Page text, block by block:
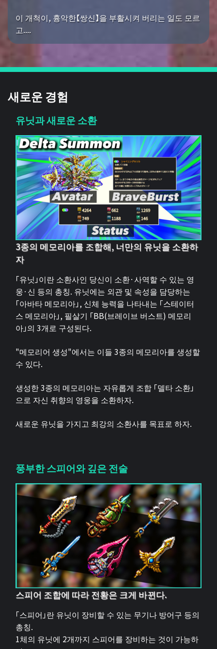
이 개척이, 흉악한【쌍신】을 부활시켜 버리는 일도 모르
고....
새로운 경험
유닛과 새로운 소환
3종의 메모리아를 조합해, 너만의 유닛을 소환하
자
「유닛」이란 소환사인 당신이 소환·사역할 수 있는 영
웅·신 등의 총칭. 유닛에는 외관 및 속성을 담당하는
「아바타 메모리아」, 신체 능력을 나타내는 「스테이터
스 메모리아」, 필살기 「BB(브레이브 버스트) 메모리
아」의 3개로 구성된다.
"메모리어 생성"에서는 이들 3종의 메모리아를 생성할
수 있다.
생성한 3종의 메모리아는 자유롭게 조합 「델타 소환」
으로 자신 취향의 영웅을 소환하자.
새로운 유닛을 가지고 최강의 소환사를 목표로 하자.
풍부한 스피어와 깊은 전술
스피어 조합에 따라 전황은 크게 바뀐다.
「스피어」란 유닛이 장비할 수 있는 무기나 방어구 등의
총칭.
1체의 유닛에 2개까지 스피어를 장비하는 것이 가능하